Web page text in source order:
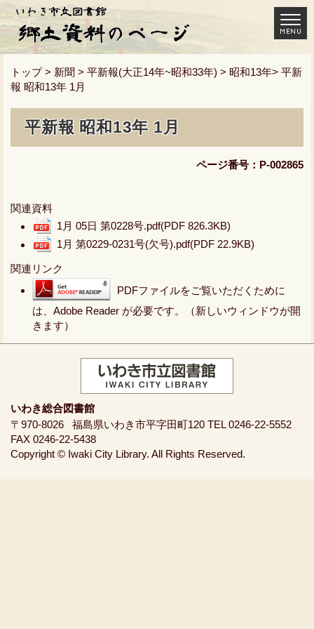
トップ> 新聞 > 平新報(大正14年~昭和33年) > 昭和13年> 平新
報 昭和13年 1月
平新報 昭和13年 1月
ページ番号：P-002865
関連資料
1月 05日 第0228号.pdf(PDF 826.3KB)
1月 第0229-0231号(欠号).pdf(PDF 22.9KB)
関連リンク
PDFファイルをご覧いただくために
は、Adobe Reader が必要です。（新しいウィンドウが開
きます）
いわき総合図書館
〒970-8026
福島県いわき市平字田町120 TEL 0246-22-5552
FAX 0246-22-5438
Copyright © Iwaki City Library. All Rights Reserved.